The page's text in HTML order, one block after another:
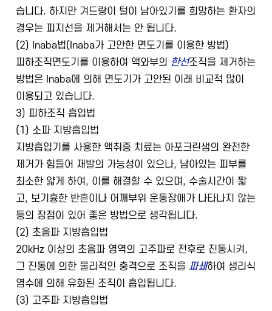
습니다. 하지만 겨드랑이 털이 남아있기를 희망하는 환자의
경우는 피지선을 제거해서는 안 됩니다.
(2) Inaba법(Inaba가 고안한 면도기를 이용한 방법)
피하조직면도기를 이용하여 액와부의 한선조직을 제거하는
방법은 Inaba에 의해 면도기가 고안된 이래 비교적 많이
이용되고 있습니다.
3) 피하조직 흡입법
(1) 소파 지방흡입법
지방흡입기를 사용한 액취증 치료는 아포크린샘의 완전한
제거가 힘들어 재발의 가능성이 있으나, 남아있는 피부를
최소한 얇게 하여, 이를 해결할 수 있으며, 수술시간이 짧
고, 보기흉한 반흔이나 어깨부위 운동장애가 나타나지 않는
등의 장점이 있어 좋은 방법으로 생각됩니다.
(2) 초음파 지방흡입법
20kHz 이상의 초음파 영역의 고주파로 전후로 진동시켜,
그 진동에 의한 물리적인 충격으로 조직을 파쇄하여 생리식
염수에 의해 유화된 조직이 흡입됩니다.
(3) 고주파 지방흡입법